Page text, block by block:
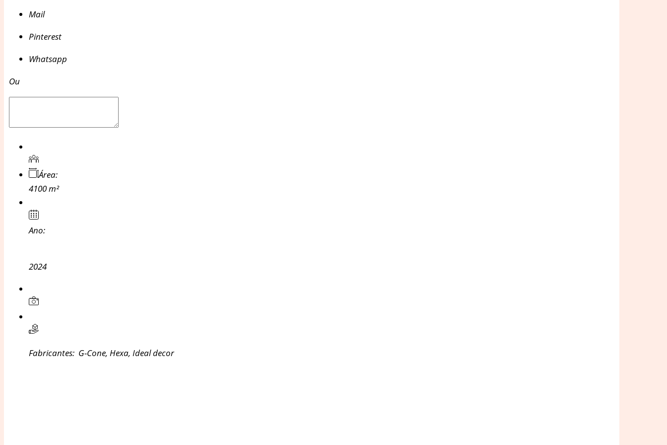
Mail
Pinterest
Whatsapp
Ou
Área:
4100 m²
Ano:
2024
Fabricantes: G-Cone, Hexa, Ideal decor